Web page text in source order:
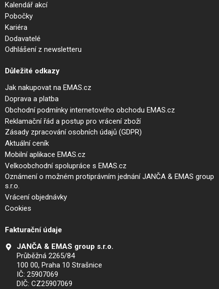
Kalendář akcí
Pobočky
Kariéra
Dodavatelé
Odhlášení z newsletteru
Důležité odkazy
Jak nakupovat na EMAS.cz
Doprava a platba
Obchodní podmínky internetového obchodu EMAS.cz
Reklamační řád a postup pro vrácení zboží
Zásady zpracování osobních údajů (GDPR)
Aktuální ceník
Mobilní aplikace EMAS.cz
Velkoobchodní spolupráce s EMAS.cz
Oznámení o možném protiprávním jednání JANČA & EMAS group
s.r.o.
Vrácení objednávky
Cookies
Fakturační údaje
JANČA & EMAS group s.r.o.
Průběžná 2265/84
100 00, Praha 10 Strašnice
IČ: 25907069
DIČ: CZ25907069